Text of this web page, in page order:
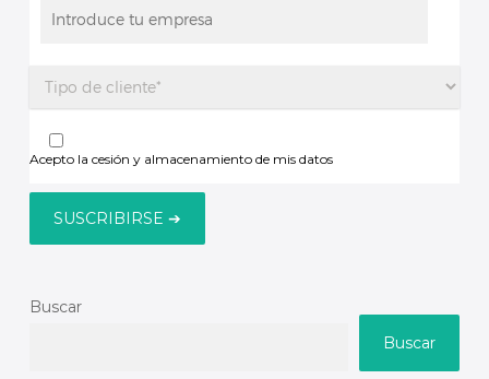
Acepto la cesión y almacenamiento de mis datos
Buscar
Buscar